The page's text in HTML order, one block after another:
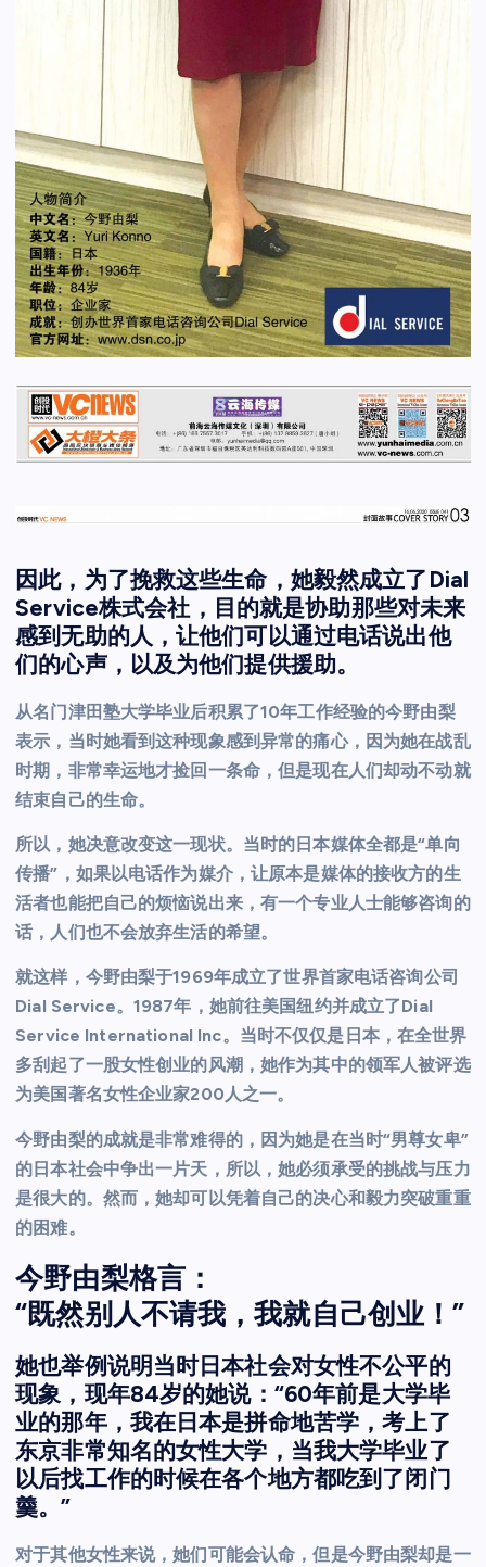
因此，为了挽救这些生命，她毅然成立了Dial
Service株式会社，目的就是协助那些对未来
感到无助的人，让他们可以通过电话说出他
们的心声，以及为他们提供援助。
从名门津田塾大学毕业后积累了10年工作经验的今野由梨
表示，当时她看到这种现象感到异常的痛心，因为她在战乱
时期，非常幸运地才捡回一条命，但是现在人们却动不动就
结束自己的生命。
所以，她决意改变这一现状。当时的日本媒体全都是“单向
传播”，如果以电话作为媒介，让原本是媒体的接收方的生
活者也能把自己的烦恼说出来，有一个专业人士能够咨询的
话，人们也不会放弃生活的希望。
就这样，今野由梨于1969年成立了世界首家电话咨询公司
Dial Service。1987年，她前往美国纽约并成立了Dial
Service International Inc。当时不仅仅是日本，在全世界
多刮起了一股女性创业的风潮，她作为其中的领军人被评选
为美国著名女性企业家200人之一。
今野由梨的成就是非常难得的，因为她是在当时“男尊女卑”
的日本社会中争出一片天，所以，她必须承受的挑战与压力
是很大的。然而，她却可以凭着自己的决心和毅力突破重重
的困难。
今野由梨格言：
“既然别人不请我，我就自己创业！”
她也举例说明当时日本社会对女性不公平的
现象，现年84岁的她说：“60年前是大学毕
业的那年，我在日本是拼命地苦学，考上了
东京非常知名的女性大学，当我大学毕业了
以后找工作的时候在各个地方都吃到了闭门
羹。”
对于其他女性来说，她们可能会认命，但是今野由梨却是一